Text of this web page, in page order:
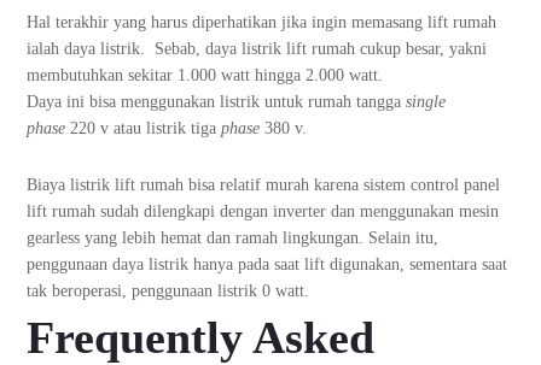
Hal terakhir yang harus diperhatikan jika ingin memasang lift rumah
ialah daya listrik. Sebab, daya listrik lift rumah cukup besar, yakni
membutuhkan sekitar 1.000 watt hingga 2.000 watt.
Daya ini bisa menggunakan listrik untuk rumah tanggasingle
phase 220 v atau listrik tigaphase380 v.
Biaya listrik lift rumah bisa relatif murah karena sistem control panel
lift rumah sudah dilengkapi dengan inverter dan menggunakan mesin
gearless yang lebih hemat dan ramah lingkungan. Selain itu,
penggunaan daya listrik hanya pada saat lift digunakan, sementara saat
tak beroperasi, penggunaan listrik 0 watt.
Frequently Asked